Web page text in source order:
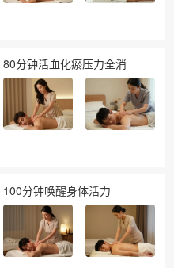
分钟活血化瘀压力全消
分钟唤醒身体活力